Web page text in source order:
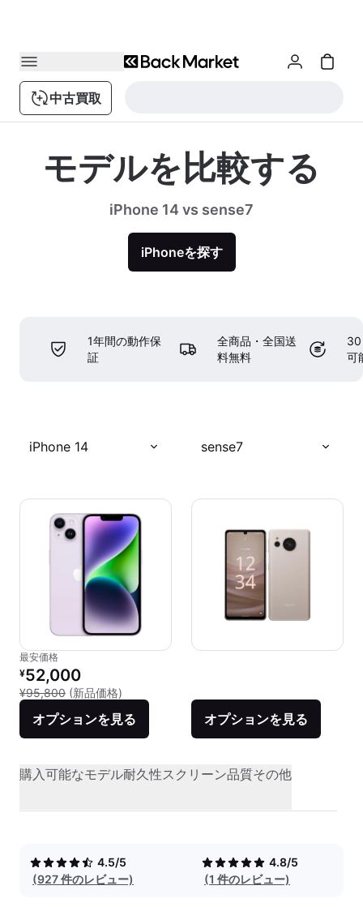
中古買取
モデルを比較する
iPhone 14 vs sense7
iPhoneを探す
1年間の動作保
証
全商品・全国送
料無料
30
可
iPhone 14 sense7
最安価格
リファービッシュ品の価格：
¥52,000
¥95,800 (新品価格)
オプションを見る オプションを見る
購入可能なモデル耐久性スクリーン品質その他
4.5/5
(927 件のレビュー)
4.8/5
(1 件のレビュー)